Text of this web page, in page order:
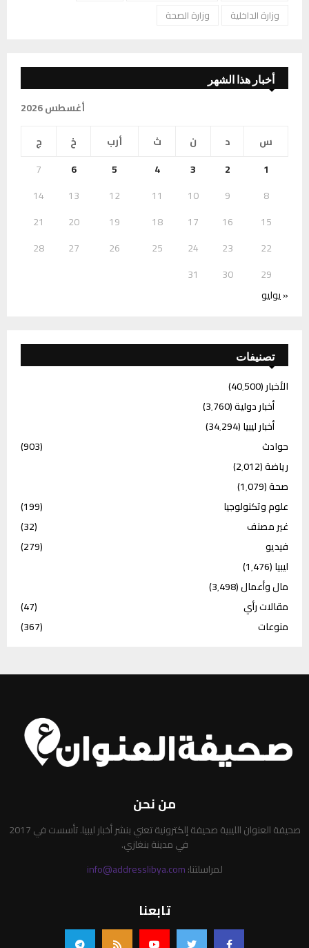
وزارة الداخلية
وزارة الصحة
أخبار هذا الشهر
أغسطس 2026
س
د ن ث أرب خ
ج
1
2
3
4
5
6
7
8
9
10
11
12
13
14
15
16
17
18
19
20
21
22
23
24
25
26
27
28
29
30
31
« يوليو
تصنيفات
الأخبار(40٬500)
أخبار دولية(3٬760)
أخبار ليبيا(34٬294)
حوادث
(903)
رياضة(2٬012)
صحة(1٬079)
علوم وتكنولوجيا
(199)
غير مصنف
(32)
فيديو
(279)
ليبيا(1٬476)
مال وأعمال(3٬498)
مقالات رأي
(47)
منوعات
(367)
من نحن
صحيفة العنوان الليبية صحيفة إلكترونية تعني بنشر أخبار ليبيا. تأسست في 2017
في مدينة بنغازي.
لمراسلتنا:info@addresslibya.com
تابعنا